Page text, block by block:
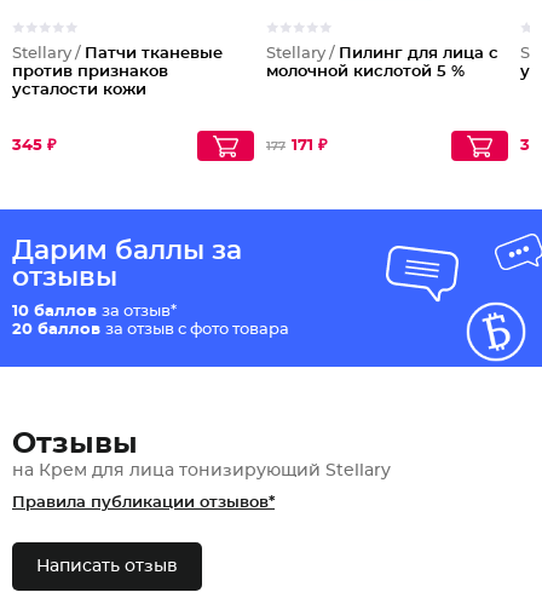
Stellary / Патчи тканевые
против признаков
усталости кожи
345 ₽
Stellary / Пилинг для лица с
молочной кислотой 5 %
177 171 ₽
Дарим баллы за
отзывы
10 баллов за отзыв*
20 баллов за отзыв с фото товара
Отзывы
на Крем для лица тонизирующий Stellary
Правила публикации отзывов*
Написать отзыв